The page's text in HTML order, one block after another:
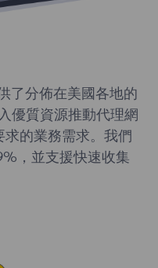
了分佈在美國各地的
優質資源推動代理網
的業務需求。我們
，並支援快速收集